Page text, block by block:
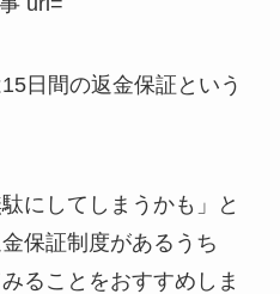
日間の返金保証という
にしてしまうかも」と
保証制度があるうち
ることをおすすめしま